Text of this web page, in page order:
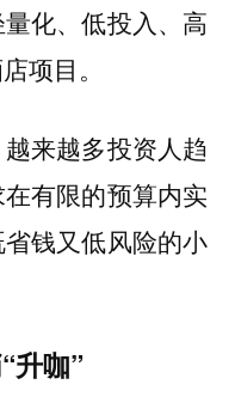
化、低投入、高
项目。
来越多投资人趋
有限的预算内实
钱又低风险的小
升咖”